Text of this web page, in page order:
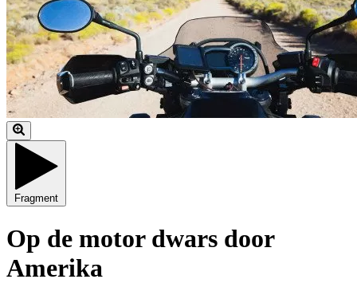
Fragment
Op de motor dwars door
Amerika